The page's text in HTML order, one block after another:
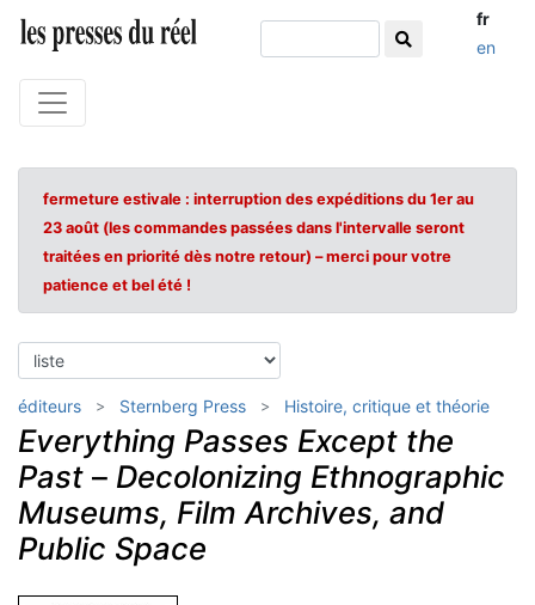
fr
en
fermeture estivale : interruption des expéditions du 1er au
23 août (les commandes passées dans l'intervalle seront
traitées en priorité dès notre retour) – merci pour votre
patience et bel été !
éditeurs Sternberg Press Histoire, critique et théorie
Everything Passes Except the
Past – Decolonizing Ethnographic
Museums, Film Archives, and
Public Space